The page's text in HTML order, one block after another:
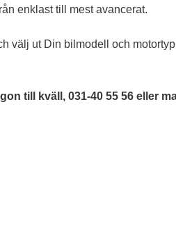
enklast till mest avancerat.
välj ut Din bilmodell och
till kväll, 031-40 55 56 eller